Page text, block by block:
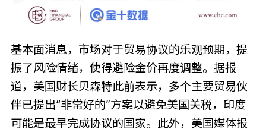
基本面消息，市场对于贸易协议的乐观预期，提
振了风险情绪，使得避险金价再度调整。据报
道，美国财长贝森特此前表示，多个主要贸易伙
伴已提出“非常好的”方案以避免美国关税，印度
可能是最早完成协议的国家。此外，美国媒体报